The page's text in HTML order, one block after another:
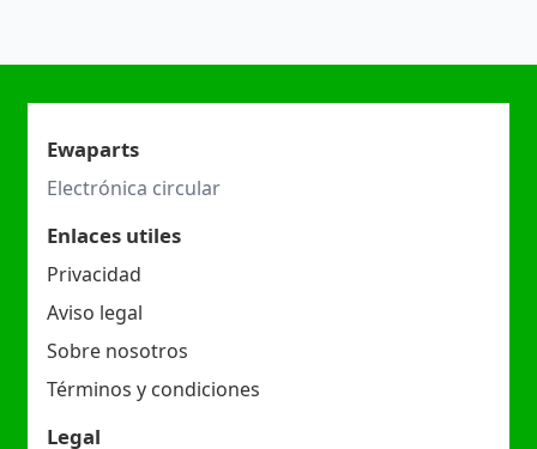
Ewaparts
Electrónica circular
Enlaces utiles
Privacidad
Aviso legal
Sobre nosotros
Términos y condiciones
Legal